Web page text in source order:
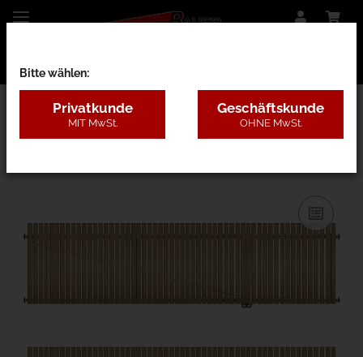
28CD - Lärche ohne Pfosten
Bitte wählen:
Privatkunde
MIT MwSt.
Geschäftskunde
OHNE MwSt.